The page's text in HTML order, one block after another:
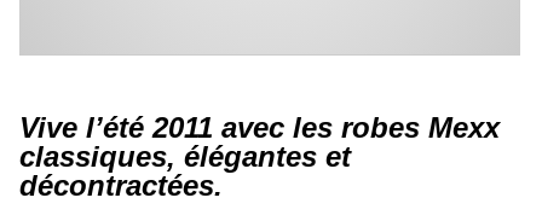
Vive l’été 2011 avec les robes Mexx
classiques, élégantes et
décontractées.